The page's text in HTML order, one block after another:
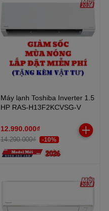
Máy lạnh Toshiba Inverter 1.5
HP RAS-H13F2KCVSG-V
12.990.000₫
14.290.000₫ -10%